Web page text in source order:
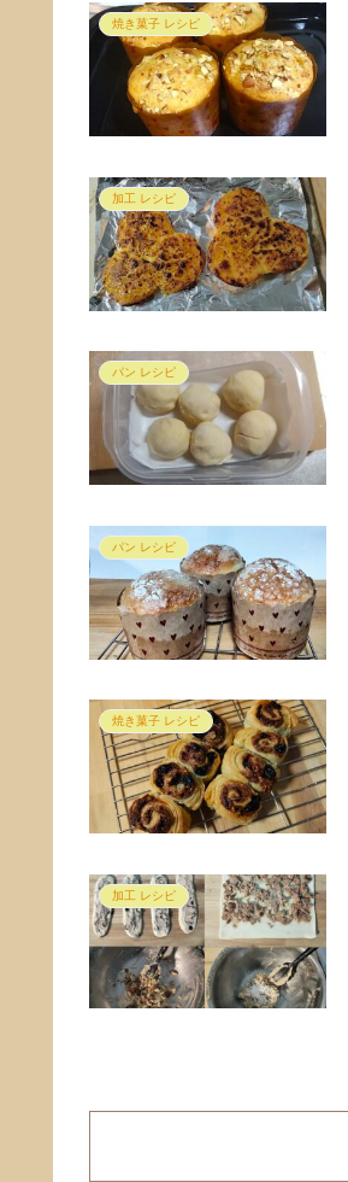
焼き菓子 レシピ
加工 レシピ
パン レシピ
パン レシピ
焼き菓子 レシピ
加工 レシピ